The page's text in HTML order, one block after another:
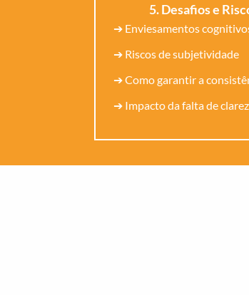
5. Desafios e
➔ Enviesamentos
➔ Riscos de subjetividade
➔ Como garantir a
➔ Impacto da falta de